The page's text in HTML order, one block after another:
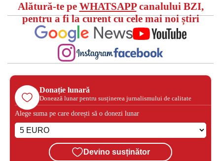
Alătură-te pe WHATSAPPcanalului BZI,
pentru a fi la curent cu cele mai noi știri
Donație lunară
Donează lunar pentru susținerea jurnalismului de calitate
Alege suma pe care dorești să o donezi lunar
Devino susținător